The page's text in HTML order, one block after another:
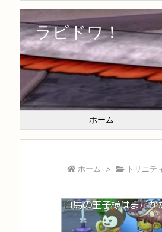
ラビドワ！
ホーム
ホーム > トリニテ